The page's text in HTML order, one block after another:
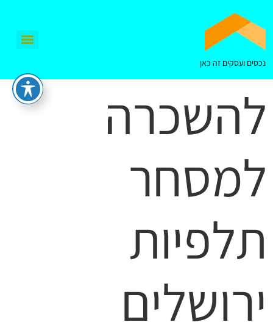
נכסים ועסקים זה כאן
להשכרה
למסחר
תלפיות
ירושלים